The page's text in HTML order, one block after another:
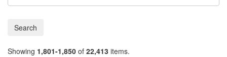
Search
Showing 1,801-1,850 of 22,413 items.